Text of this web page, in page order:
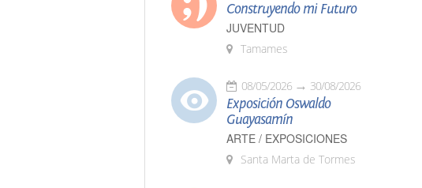
Construyendo mi Futuro
JUVENTUD
Tamames
08/05/2026 30/08/2026
Exposición Oswaldo
Guayasamín
ARTE / EXPOSICIONES
Santa Marta de Tormes